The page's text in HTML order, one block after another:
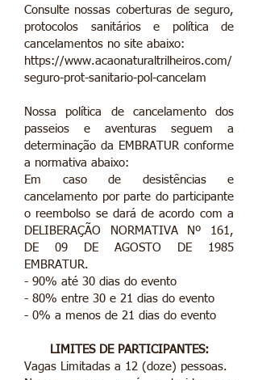
Consulte nossas coberturas de seguro,
protocolos sanitários e política de
cancelamentos no site abaixo:
https://www.acaonaturaltrilheiros.com/
seguro-prot-sanitario-pol-cancelam
Nossa política de cancelamento dos
passeios e aventuras seguem a
determinação da EMBRATUR conforme
a normativa abaixo:
​Em caso de desistências e
cancelamento por parte do participante
o reembolso se dará de acordo com a
DELIBERAÇÃO NORMATIVA Nº 161,
DE 09 DE AGOSTO DE 1985
EMBRATUR.
- 90% até 30 dias do evento
- 80% entre 30 e 21 dias do evento
- 0% a menos de 21 dias do evento
​LIMITES DE PARTICIPANTES:
Vagas Limitadas a 12 (doze) pessoas.